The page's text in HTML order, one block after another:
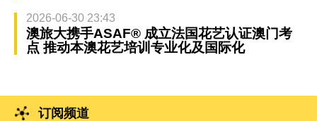
2026-06-30 23:43
澳旅大携手ASAF® 成立法国花艺认证澳门考
点 推动本澳花艺培训专业化及国际化
订阅频道